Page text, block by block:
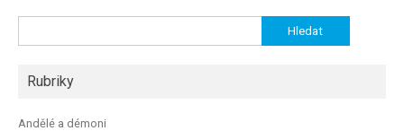
Rubriky
Andělé a démoni